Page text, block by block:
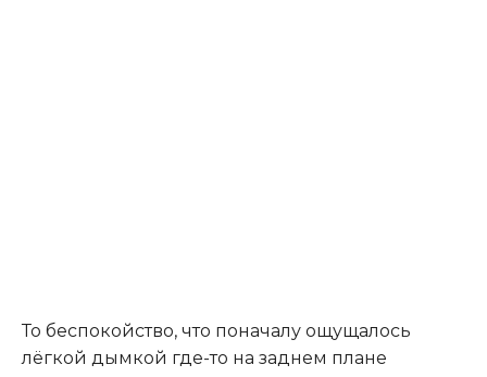
То беспокойство, что поначалу ощущалось
лёгкой дымкой где-то на заднем плане